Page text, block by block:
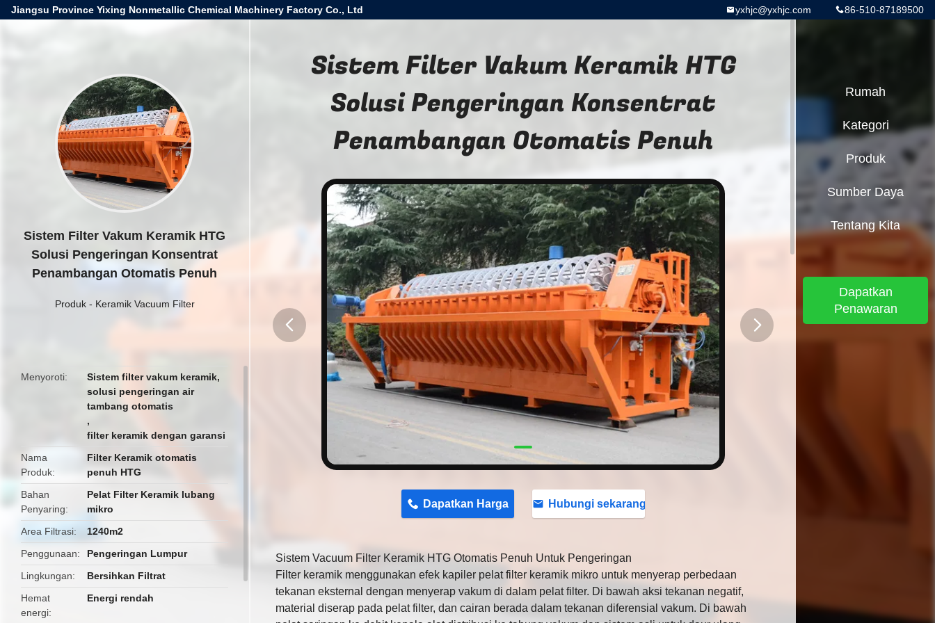
Jiangsu Province Yixing Nonmetallic Chemical Machinery Factory Co., Ltd 86-510-87189500
yxhjc@yxhjc.com
Sistem Filter Vakum Keramik HTG
Solusi Pengeringan Konsentrat
Penambangan Otomatis Penuh
Produk- Keramik Vacuum Filter
Menyoroti Sistem filter vakum keramik,
solusi pengeringan air
tambang otomatis
,
filter keramik dengan garansi
Nama
Produk
Filter Keramik otomatis
penuh HTG
Bahan
Penyaring
Pelat Filter Keramik lubang
mikro
Area Filtrasi
1240m2
Penggunaan
Pengeringan Lumpur
Lingkungan
Bersihkan Filtrat
Hemat
energi
Energi rendah
Sistem Filter Vakum Keramik HTG
Solusi Pengeringan Konsentrat
Penambangan Otomatis Penuh
Dapatkan Harga Hubungi sekarang
Sistem Vacuum Filter Keramik HTG Otomatis Penuh Untuk Pengeringan
Filter keramik menggunakan efek kapiler pelat filter keramik mikro untuk menyerap perbedaan
tekanan eksternal dengan menyerap vakum di dalam pelat filter. Di bawah aksi tekanan negatif,
material diserap pada pelat filter, dan cairan berada dalam tekanan diferensial vakum. Di bawah
Rumah
Kategori
Produk
Sumber Daya
Tentang Kita
Dapatkan
Penawaran